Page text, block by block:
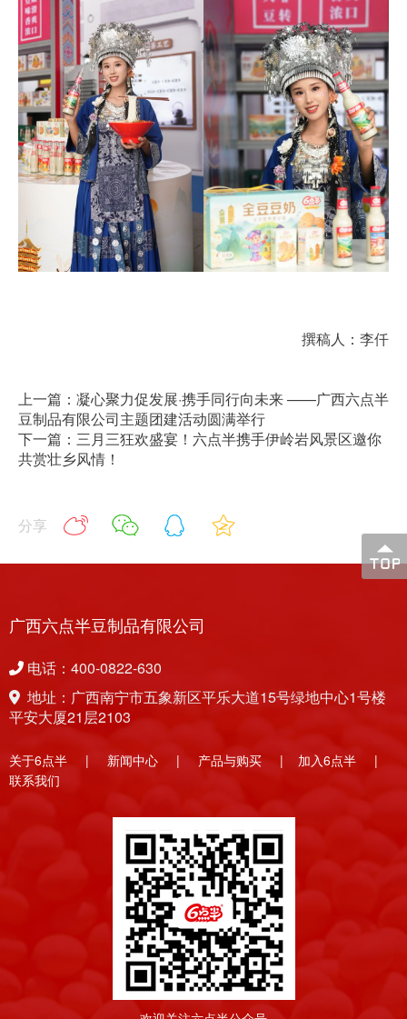
撰稿人：李仟
上一篇：凝心聚力促发展·携手同行向未来 ——广西六点半
豆制品有限公司主题团建活动圆满举行
下一篇：三月三狂欢盛宴！六点半携手伊岭岩风景区邀你
共赏壮乡风情！
分享
广西六点半豆制品有限公司
电话：400-0822-630
地址：广西南宁市五象新区平乐大道15号绿地中心1号楼
平安大厦21层2103
关于6点半 | 新闻中心 | 产品与购买 | 加入6点半 |
联系我们